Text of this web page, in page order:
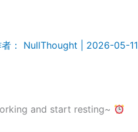
： NullThought 2026-05-11
and start resting~